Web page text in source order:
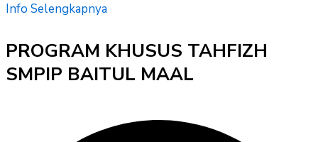
Info Selengkapnya
PROGRAM KHUSUS TAHFIZH
SMPIP BAITUL MAAL